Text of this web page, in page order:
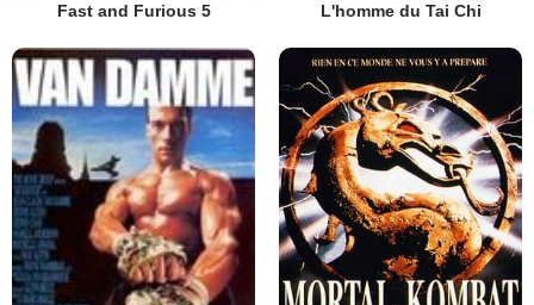
Fast and Furious 5 L'homme du Tai Chi